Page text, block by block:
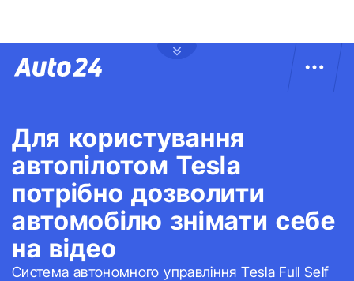
Для користування
автопілотом Tesla
потрібно дозволити
автомобілю знімати себе
на відео
Система автономного управління Tesla Full Self